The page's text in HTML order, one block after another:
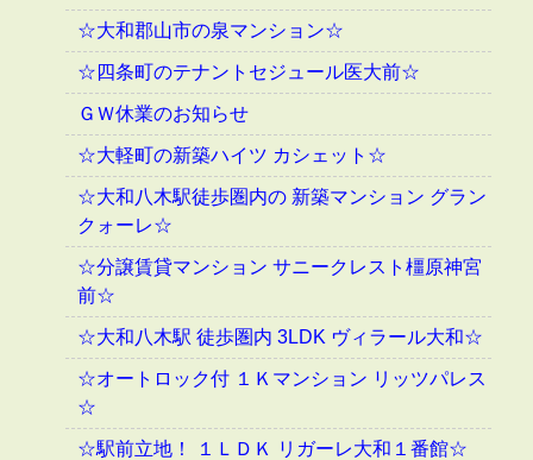
☆大和郡山市の泉マンション☆
☆四条町のテナントセジュール医大前☆
ＧＷ休業のお知らせ
☆大軽町の新築ハイツ カシェット☆
☆大和八木駅徒歩圏内の 新築マンション グラン
クォーレ☆
☆分譲賃貸マンション サニークレスト橿原神宮
前☆
☆大和八木駅 徒歩圏内 3LDK ヴィラール大和☆
☆オートロック付 １Ｋマンション リッツパレス
☆
☆駅前立地！ １ＬＤＫ リガーレ大和１番館☆